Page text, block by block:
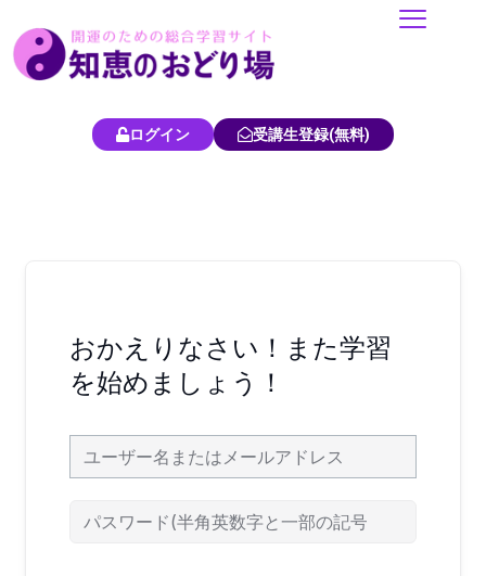
容
ログイン 受講生登録(無料)
おかえりなさい！また学習
を始めましょう！